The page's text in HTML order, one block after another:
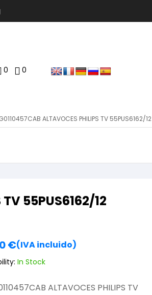
0 0
ALTAVOCES PHILIPS TV 55PUS6162/12
55PUS6162/12
€(IVA incluido)
In Stock
ALTAVOCES PHILIPS TV